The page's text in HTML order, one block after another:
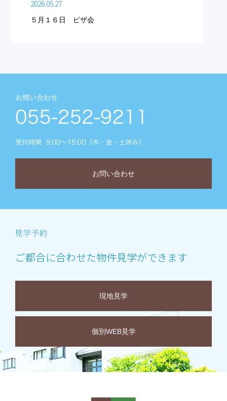
2026.05.27
５月１６日 ピザ会
お問い合わせ
ご都合に合わせた物件見学ができます
現地見学
個別WEB見学